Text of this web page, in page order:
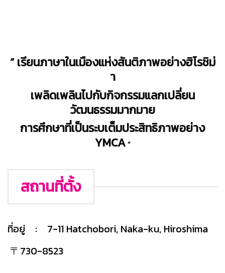
” เรียนภาษาในเมืองแห่งสันติภาพอย่างฮิโรชิม่
า
เพลิดเพลินไปกับกิจกรรมแลกเปลี่ยน
วัฒนธรรมมากมาย
การศึกษาที่เป็นระบเต็มประสิทธิภาพอย่าง
YMCA“
สถานที่ตั้ง
ที่อยู่ : 7-11 Hatchobori, Naka-ku, Hiroshima
〒730-8523